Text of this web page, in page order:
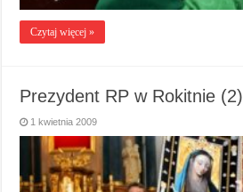
Czytaj więcej »
Prezydent RP w Rokitnie (2)
1 kwietnia 2009